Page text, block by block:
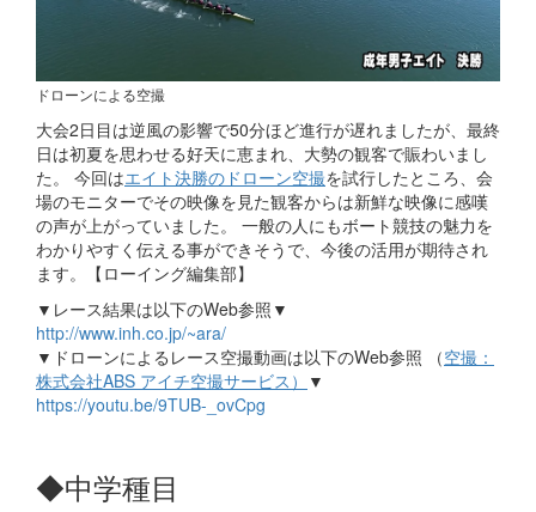
ドローンによる空撮
大会2日目は逆風の影響で50分ほど進行が遅れましたが、最終
日は初夏を思わせる好天に恵まれ、大勢の観客で賑わいまし
た。 今回はエイト決勝のドローン空撮を試行したところ、会
場のモニターでその映像を見た観客からは新鮮な映像に感嘆
の声が上がっていました。 一般の人にもボート競技の魅力を
わかりやすく伝える事ができそうで、今後の活用が期待され
ます。【ローイング編集部】
▼レース結果は以下のWeb参照▼
http://www.inh.co.jp/~ara/
▼ドローンによるレース空撮動画は以下のWeb参照 （空撮：
株式会社ABS アイチ空撮サービス） ▼
https://youtu.be/9TUB-_ovCpg
◆中学種目